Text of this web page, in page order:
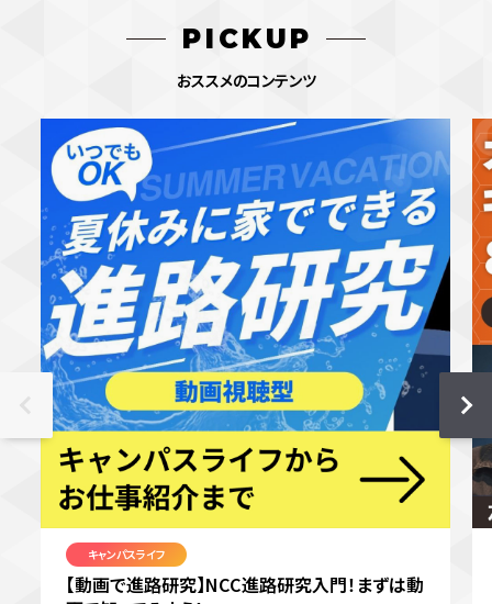
PICKUP
おススメのコンテンツ
キャンパスライフ
【動画で進路研究】NCC進路研究入門！まずは動